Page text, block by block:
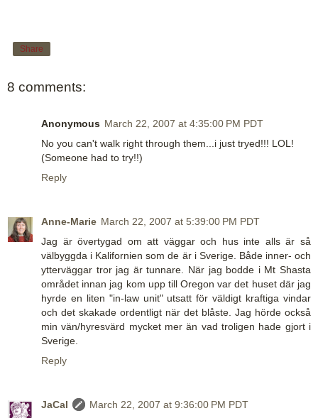
Share
8 comments:
Anonymous March 22, 2007 at 4:35:00 PM PDT
No you can't walk right through them...i just tryed!!! LOL!
(Someone had to try!!)
Reply
Anne-Marie March 22, 2007 at 5:39:00 PM PDT
Jag är övertygad om att väggar och hus inte alls är så
välbyggda i Kalifornien som de är i Sverige. Både inner- och
ytterväggar tror jag är tunnare. När jag bodde i Mt Shasta
området innan jag kom upp till Oregon var det huset där jag
hyrde en liten "in-law unit" utsatt för väldigt kraftiga vindar
och det skakade ordentligt när det blåste. Jag hörde också
min vän/hyresvärd mycket mer än vad troligen hade gjort i
Sverige.
Reply
JaCal
March 22, 2007 at 9:36:00 PM PDT